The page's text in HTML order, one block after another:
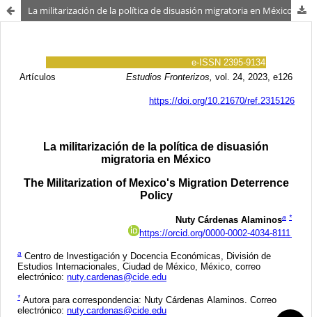
La militarización de la política de disuasión migratoria en México